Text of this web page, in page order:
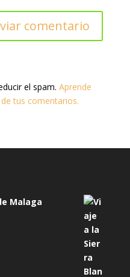
el spam. Aprende
tus comentarios.
Malaga